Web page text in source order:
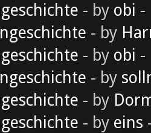
- by obi -
- by
- by obi -
- by
- by
- by eins